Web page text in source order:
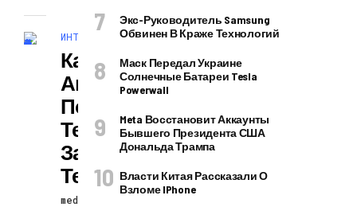
ИНТЕРЕСНОЕ И ПОЗНАВАТЕЛЬНОЕ
Каждый Пятый
Американец
Поверил В
Теорию
Заговора О
Тейлор Свифт
mediapodcast
Экс-Руководитель Samsung
Обвинен В Краже Технологий
Маск Передал Украине
Солнечные Батареи Tesla
Powerwall
Meta Восстановит Аккаунты
Бывшего Президента США
Дональда Трампа
Власти Китая Рассказали О
Взломе IPhone